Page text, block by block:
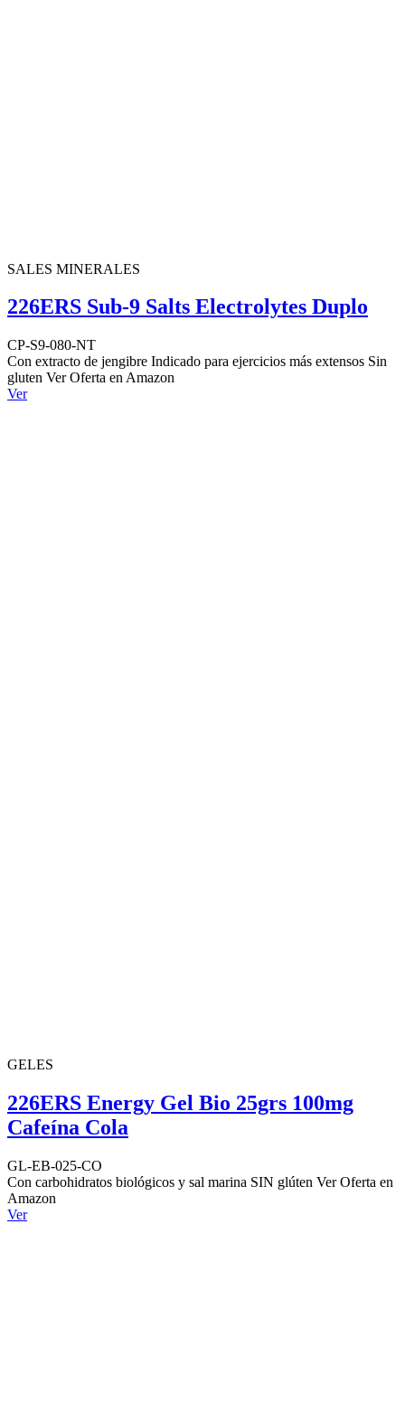
SALES MINERALES
226ERS Sub-9 Salts Electrolytes Duplo
CP-S9-080-NT
Con extracto de jengibre Indicado para ejercicios más extensos Sin
gluten Ver Oferta en Amazon
Ver
GELES
226ERS Energy Gel Bio 25grs 100mg
Cafeína Cola
GL-EB-025-CO
Con carbohidratos biológicos y sal marina SIN glúten Ver Oferta en
Amazon
Ver